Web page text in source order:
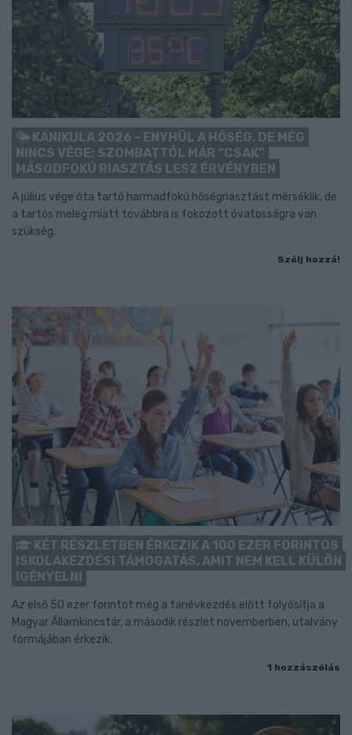
KÁNIKULA 2026 - ENYHÜL A HŐSÉG, DE MÉG
NINCS VÉGE: SZOMBATTÓL MÁR “CSAK”
MÁSODFOKÚ RIASZTÁS LESZ ÉRVÉNYBEN
A július vége óta tartó harmadfokú hőségriasztást mérséklik, de
a tartós meleg miatt továbbra is fokozott óvatosságra van
szükség.
Szólj hozzá!
KÉT RÉSZLETBEN ÉRKEZIK A 100 EZER FORINTOS
ISKOLAKEZDÉSI TÁMOGATÁS, AMIT NEM KELL KÜLÖN
IGÉNYELNI
Az első 50 ezer forintot még a tanévkezdés előtt folyósítja a
Magyar Államkincstár, a második részlet novemberben, utalvány
formájában érkezik.
1 hozzászólás